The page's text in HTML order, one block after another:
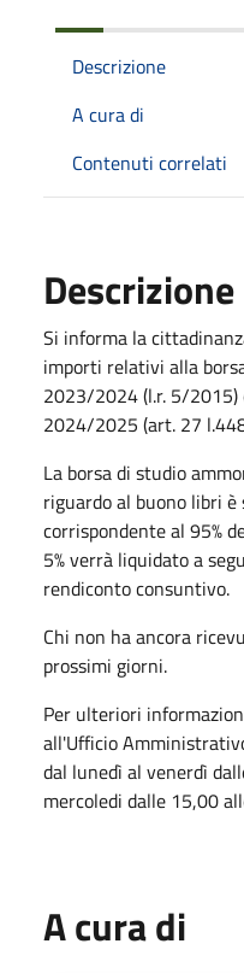
Descrizione
A cura di
Contenuti correlati
Descrizione
Si informa la
importi relativi alla
2023/2024 (l.r. 5/
2024/2025 (art. 27
La borsa di studio
riguardo al buono libri
corrispondente al 95%
5% verrà liquidato a
rendiconto consuntivo.
Chi non ha ancora
prossimi giorni.
Per ulteriori
all'Ufficio
dal lunedì al venerdì
mercoledi dalle 15,00
A cura di